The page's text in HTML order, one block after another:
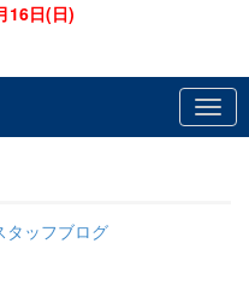
16日(日)
タッフブログ